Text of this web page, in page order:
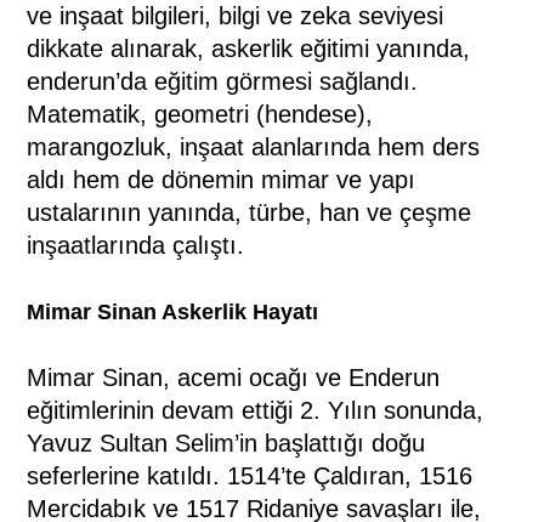
ve inşaat bilgileri, bilgi ve zeka seviyesi
dikkate alınarak, askerlik eğitimi yanında,
enderun’da eğitim görmesi sağlandı.
Matematik, geometri (hendese),
marangozluk, inşaat alanlarında hem ders
aldı hem de dönemin mimar ve yapı
ustalarının yanında, türbe, han ve çeşme
inşaatlarında çalıştı.
Mimar Sinan Askerlik Hayatı
Mimar Sinan, acemi ocağı ve Enderun
eğitimlerinin devam ettiği 2. Yılın sonunda,
Yavuz Sultan Selim’in başlattığı doğu
seferlerine katıldı. 1514’te Çaldıran, 1516
Mercidabık ve 1517 Ridaniye savaşları ile,